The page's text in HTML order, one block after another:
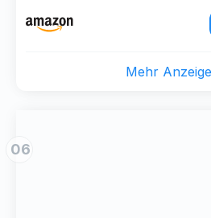
Natürliches Haar, Tragbare
Dampfhaube für Spa,
Mehr
06